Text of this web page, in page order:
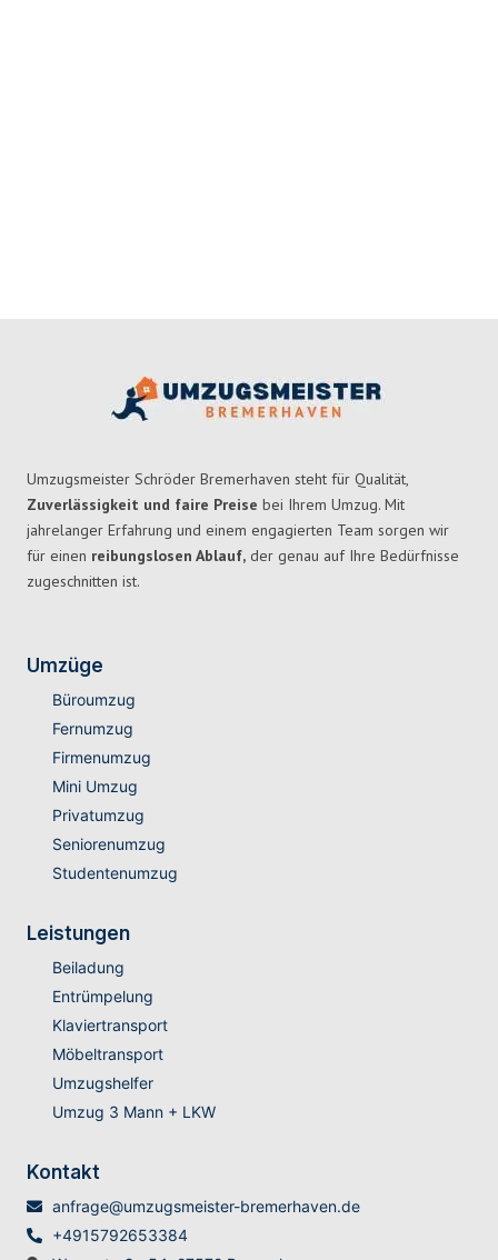
Umzugsmeister Schröder Bremerhaven steht für Qualität,
Zuverlässigkeit und faire Preise bei Ihrem Umzug. Mit
jahrelanger Erfahrung und einem engagierten Team sorgen wir
für einen reibungslosen Ablauf, der genau auf Ihre Bedürfnisse
zugeschnitten ist.
Umzüge
Büroumzug
Fernumzug
Firmenumzug
Mini Umzug
Privatumzug
Seniorenumzug
Studentenumzug
Leistungen
Beiladung
Entrümpelung
Klaviertransport
Möbeltransport
Umzugshelfer
Umzug 3 Mann + LKW
Kontakt
anfrage@umzugsmeister-bremerhaven.de
+4915792653384